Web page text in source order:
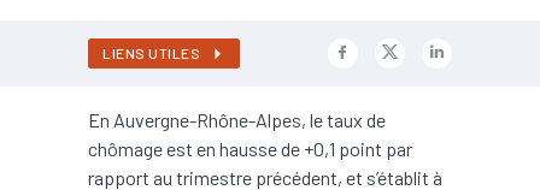
LIENS UTILES
En Auvergne-Rhône-Alpes, le taux de
chômage est en hausse de +0,1 point par
rapport au trimestre précédent, et s’établit à